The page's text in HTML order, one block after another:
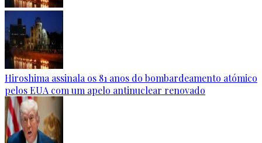
Hiroshima assinala os 81 anos do bombardeamento atómico
pelos EUA com um apelo antinuclear renovado